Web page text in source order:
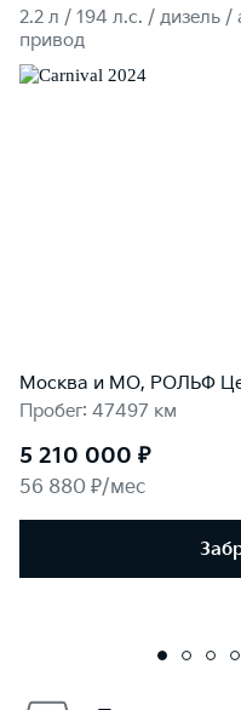
2.2 л / 194 л.c. / дизель
привод
Москва и МО, РОЛЬФ
Пробег: 47497 км
5 210 000 ₽
56 880 ₽/мес